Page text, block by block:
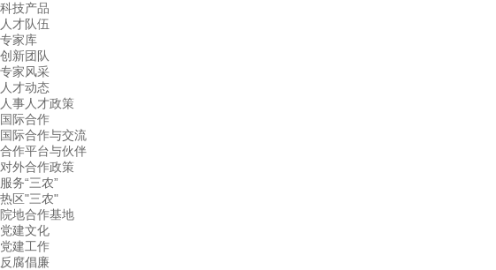
科技产品
人才队伍
专家库
创新团队
专家风采
人才动态
人事人才政策
国际合作
国际合作与交流
合作平台与伙伴
对外合作政策
服务“三农”
热区"三农"
院地合作基地
党建文化
党建工作
反腐倡廉